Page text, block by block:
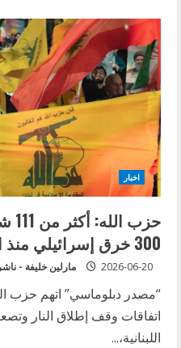
القطرية:
تقدم
مشجّع
في
أولى
المفاوضات
الإيرانية
–
الأميركية
واتفاق
على
خارطة
طريق
خلال
60
يوماً
خاصة
بهرمز
ولبنان
اخبار
300 خرق إسرائيلي منذ امس الجمعة
مارلين خليفة - 2026-06-20
“مصدر دبلوماسي” اتهم حزب
اتفاقات وقف إطلاق النار
اللبنانية،...